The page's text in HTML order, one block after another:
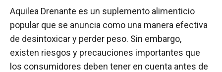
Aquilea Drenante es un suplemento alimenticio
popular que se anuncia como una manera efectiva
de desintoxicar y perder peso. Sin embargo,
existen riesgos y precauciones importantes que
los consumidores deben tener en cuenta antes de